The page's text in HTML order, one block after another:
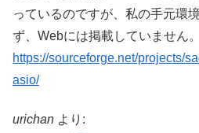
っているのですが、私の手元環
ず、Webには掲載していません。
https://sourceforge.net/projects/
asio/
urichan より: